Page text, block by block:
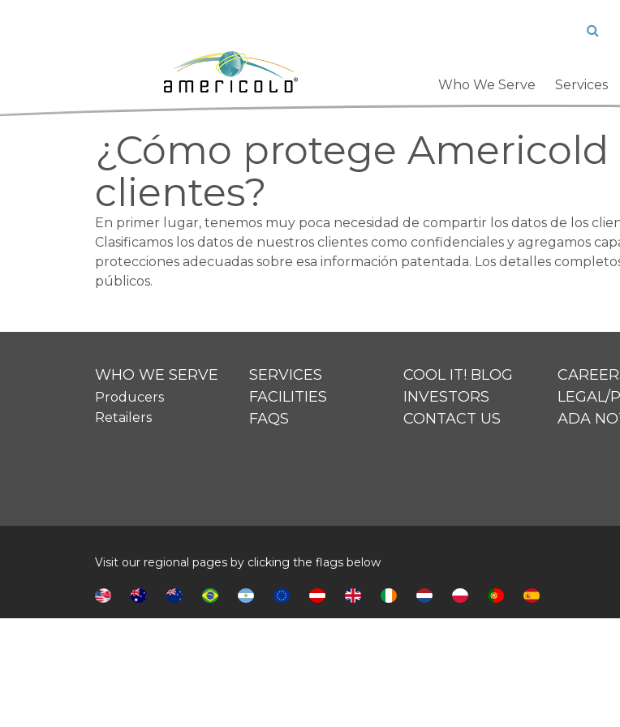
Who We Serve Services
¿Cómo protege Americold
clientes?
En primer lugar, tenemos muy poca necesidad de compartir los datos de los
Clasificamos los datos de nuestros clientes como confidenciales y agregamos
protecciones adecuadas sobre esa información patentada. Los detalles
públicos.
WHO WE SERVE
Producers
Retailers
SERVICES
FACILITIES
FAQS
COOL IT! BLOG
INVESTORS
CONTACT US
LEGAL/
ADA
Visit our regional pages by clicking the flags below